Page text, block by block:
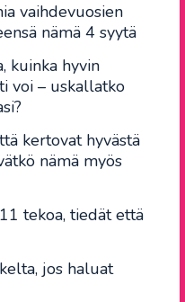
vaihdevuosien
nämä 4 syytä
kuinka hyvin
voi – uskallatko
kertovat hyvästä
nämä myös
tekoa, tiedät että
jos haluat